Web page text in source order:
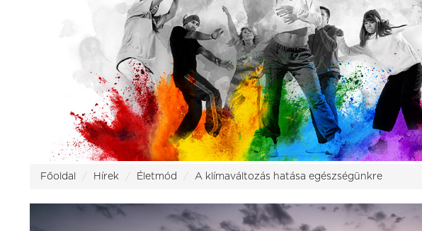
Főoldal Hírek Életmód A klímaváltozás hatása egészségünkre